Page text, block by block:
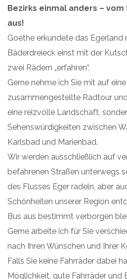
Bezirks einmal anders –
aus!
Goethe erkundete das
Bäderdreieck einst mit der
zwei Rädern „erfahren“.
Gerne nehme ich Sie mit auf
zusammengestellte Radtour
eine reizvolle Landschaft,
Sehenswürdigkeiten zwischen
Karlsbad und Marienbad.
Wir werden ausschließlich auf
befahrenen Straßen unterwegs
des Flusses Eger radeln, aber
Schönheiten unserer Region
Bus aus bestimmt verborgen
Gerne arbeite ich für Sie
nach Ihren Wünschen und Ihrer
Falls Sie keine Fahrräder dabei
Möglichkeit, gute Fahrräder und